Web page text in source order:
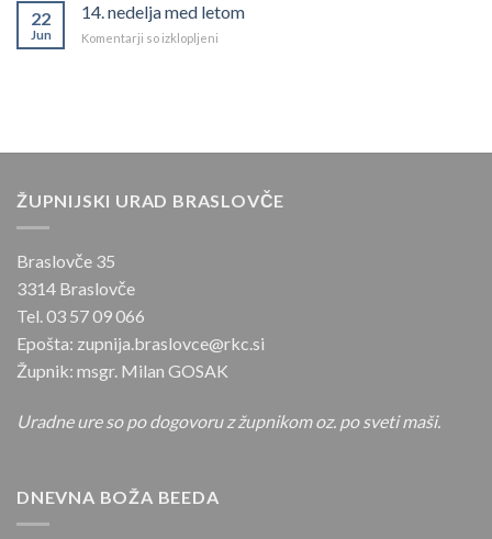
pri
22
Jun
14. nedelja med letom
Komentarji so izklopljeni
ŽUPNIJSKI URAD BRASLOVČE
Braslovče 35
3314 Braslovče
Tel. 03 57 09 066
Epošta: zupnija.braslovce@rkc.si
Župnik: msgr. Milan GOSAK
Uradne ure so po dogovoru z župnikom oz. po sveti maši.
DNEVNA BOŽA BEEDA